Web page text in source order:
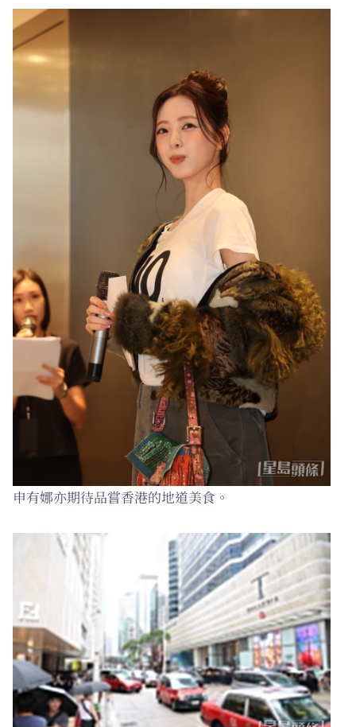
申有娜亦期待品嘗香港的地道美食。